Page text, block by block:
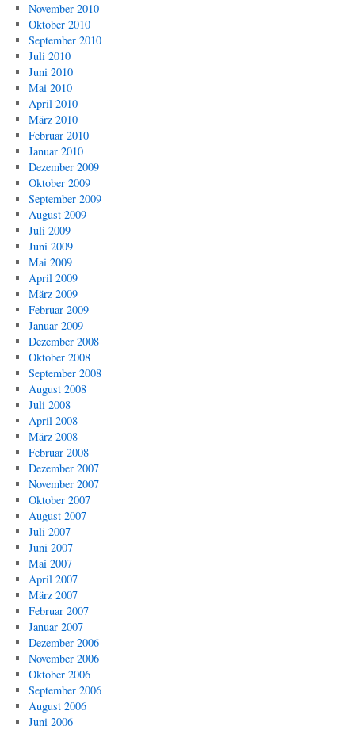
November 2010
Oktober 2010
September 2010
Juli 2010
Juni 2010
Mai 2010
April 2010
März 2010
Februar 2010
Januar 2010
Dezember 2009
Oktober 2009
September 2009
August 2009
Juli 2009
Juni 2009
Mai 2009
April 2009
März 2009
Februar 2009
Januar 2009
Dezember 2008
Oktober 2008
September 2008
August 2008
Juli 2008
April 2008
März 2008
Februar 2008
Dezember 2007
November 2007
Oktober 2007
August 2007
Juli 2007
Juni 2007
Mai 2007
April 2007
März 2007
Februar 2007
Januar 2007
Dezember 2006
November 2006
Oktober 2006
September 2006
August 2006
Juni 2006